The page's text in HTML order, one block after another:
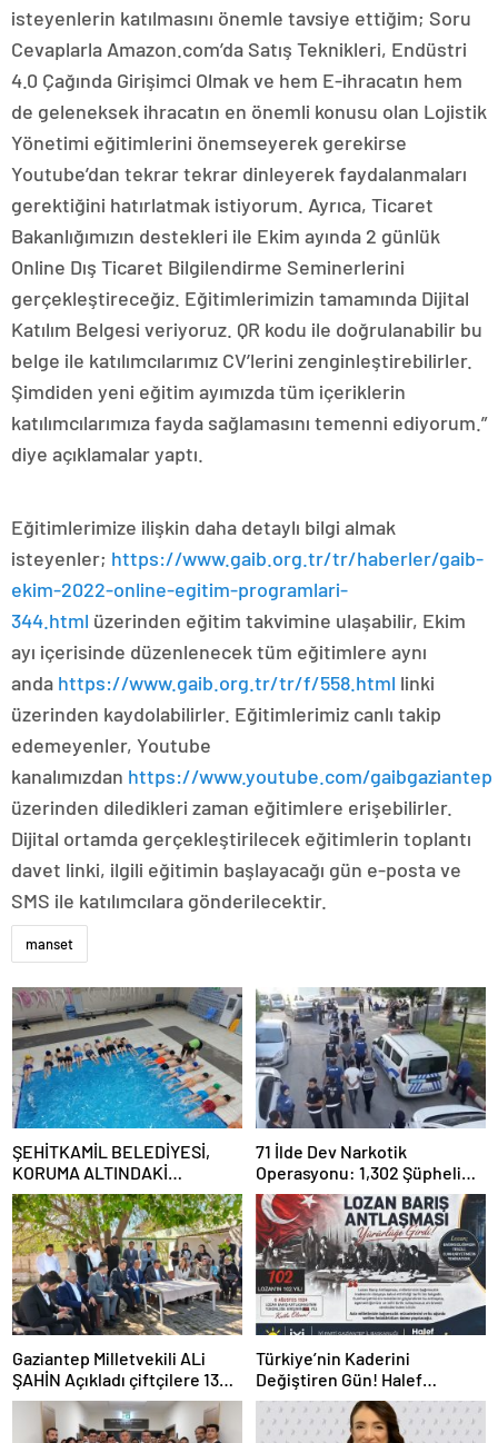
isteyenlerin katılmasını önemle tavsiye ettiğim; Soru
Cevaplarla Amazon.com’da Satış Teknikleri, Endüstri
4.0 Çağında Girişimci Olmak ve hem E-ihracatın hem
de geleneksek ihracatın en önemli konusu olan Lojistik
Yönetimi eğitimlerini önemseyerek gerekirse
Youtube’dan tekrar tekrar dinleyerek faydalanmaları
gerektiğini hatırlatmak istiyorum. Ayrıca, Ticaret
Bakanlığımızın destekleri ile Ekim ayında 2 günlük
Online Dış Ticaret Bilgilendirme Seminerlerini
gerçekleştireceğiz. Eğitimlerimizin tamamında Dijital
Katılım Belgesi veriyoruz. QR kodu ile doğrulanabilir bu
belge ile katılımcılarımız CV’lerini zenginleştirebilirler.
Şimdiden yeni eğitim ayımızda tüm içeriklerin
katılımcılarımıza fayda sağlamasını temenni ediyorum.”
diye açıklamalar yaptı.
Eğitimlerimize ilişkin daha detaylı bilgi almak
isteyenler; https://www.gaib.org.tr/tr/haberler/gaib-
ekim-2022-online-egitim-programlari-
344.html üzerinden eğitim takvimine ulaşabilir, Ekim
ayı içerisinde düzenlenecek tüm eğitimlere aynı
anda https://www.gaib.org.tr/tr/f/558.html linki
üzerinden kaydolabilirler. Eğitimlerimiz canlı takip
edemeyenler, Youtube
kanalımızdan https://www.youtube.com/gaibgaziantep
üzerinden diledikleri zaman eğitimlere erişebilirler.
Dijital ortamda gerçekleştirilecek eğitimlerin toplantı
davet linki, ilgili eğitimin başlayacağı gün e-posta ve
SMS ile katılımcılara gönderilecektir.
manset
ŞEHİTKAMİL BELEDİYESİ,
KORUMA ALTINDAKİ
ÇOCUKLARI SPORLA
BULUŞTURUYOR
71 İlde Dev Narkotik
Operasyonu: 1,302 Şüpheli
Yakalandı, 844 Tutuklama
Gaziantep Milletvekili ALi
ŞAHİN Açıkladı çiftçilere 132
Milyon TL acil destek!
Türkiye’nin Kaderini
Değiştiren Gün! Halef
Bilgiç’ten Lozan’ın Yıl
Dönümünde Anlamlı Mesaj!